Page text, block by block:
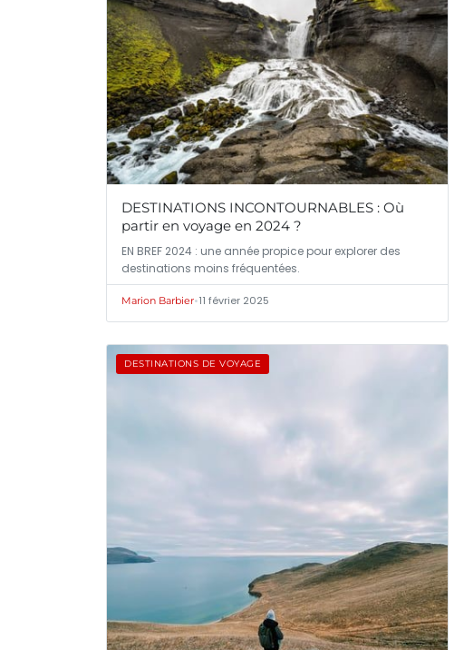
DESTINATIONS INCONTOURNABLES : Où
partir en voyage en 2024 ?
EN BREF 2024 : une année propice pour explorer des
destinations moins fréquentées.
Marion Barbier•11 février 2025
DESTINATIONS DE VOYAGE